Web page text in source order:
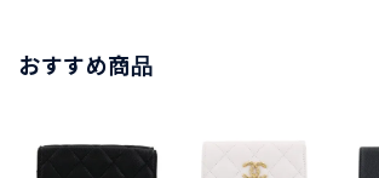
おすすめ商品